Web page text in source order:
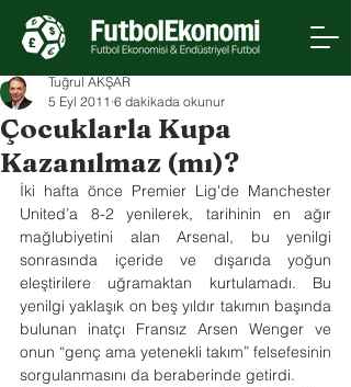
Çocuklarla Kupa
Kazanılmaz (mı)?
Tuğrul AKŞAR
5 Eyl 2011 6 dakikada okunur
İki hafta önce Premier Lig'de Manchester
United’a 8-2 yenilerek, tarihinin en ağır
mağlubiyetini alan Arsenal, bu yenilgi
sonrasında içeride ve dışarıda yoğun
eleştirilere uğramaktan kurtulamadı. Bu
yenilgi yaklaşık on beş yıldır takımın başında
bulunan inatçı Fransız Arsen Wenger ve
onun “genç ama yetenekli takım” felsefesinin
sorgulanmasını da beraberinde getirdi.